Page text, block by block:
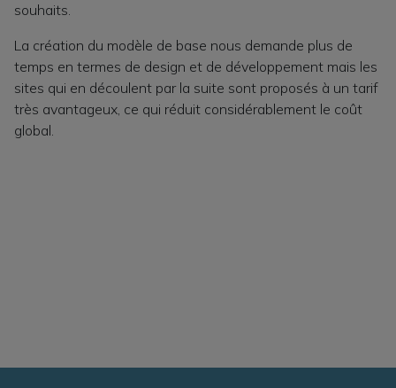
souhaits.
La création du modèle de base nous demande plus de
temps en termes de design et de développement mais les
sites qui en découlent par la suite sont proposés à un tarif
très avantageux, ce qui réduit considérablement le coût
global.